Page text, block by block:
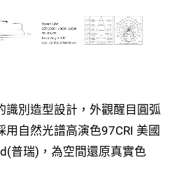
識別造型設計，外觀醒目圓弧
用自然光譜高演色97CRI 美國
普瑞)，為空間還原真實色